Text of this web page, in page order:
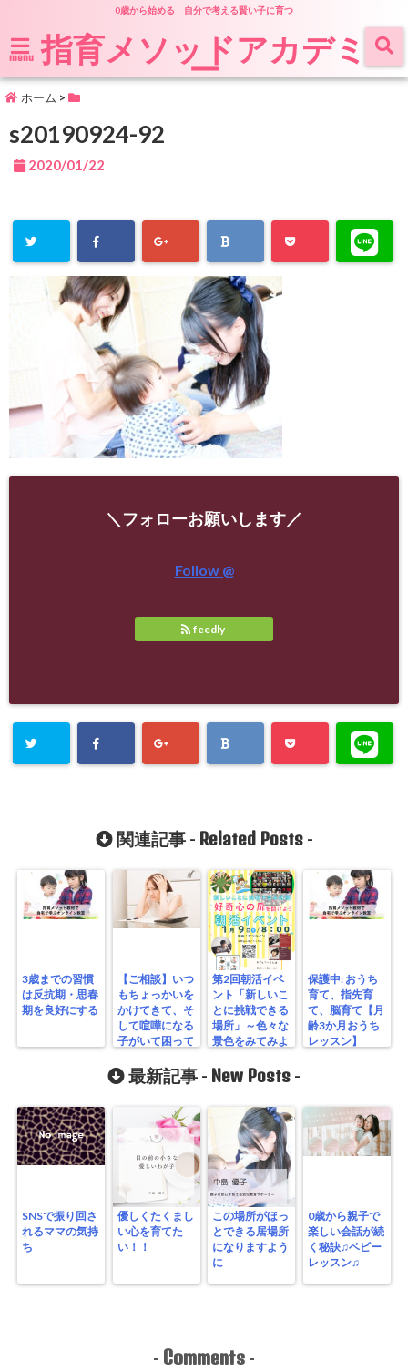
0歳から始める 自分で考える賢い子に育つ
menu 指育メソッドアカデミ
ー
ホーム >
s20190924-92
2020/01/22
＼フォローお願いします／
Follow @
feedly
関連記事 - Related Posts-
3歳までの習慣
は反抗期・思春
期を良好にする
【ご相談】いつ
もちょっかいを
かけてきて、そ
して喧嘩になる
子がいて困って
第2回朝活イベ
ント「新しいこ
とに挑戦できる
場所」～色々な
景色をみてみよ
保護中: おうち
育て、指先育
て、脳育て【月
齢3か月おうち
レッスン】
最新記事 - New Posts -
SNSで振り回さ
れるママの気持
ち
優しくたくまし
い心を育てた
い！！
この場所がほっ
とできる居場所
になりますよう
に
0歳から親子で
楽しい会話が続
く秘訣♫ベビー
レッスン♫
- Comments -